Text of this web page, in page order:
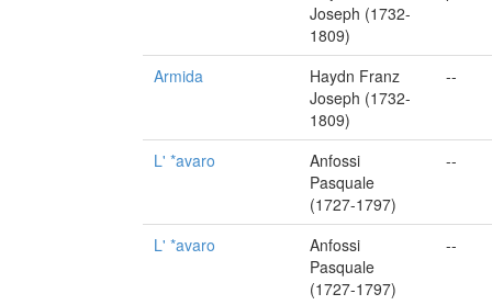
Joseph (1732-
1809)
Armida
Haydn Franz
Joseph (1732-
1809)
--
L' *avaro
Anfossi
Pasquale
(1727-1797)
--
L' *avaro
Anfossi
Pasquale
(1727-1797)
--